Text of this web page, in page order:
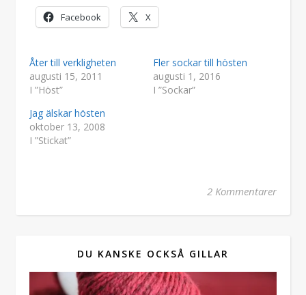
Facebook X
Åter till verkligheten
augusti 15, 2011
I ”Höst”
Fler sockar till hösten
augusti 1, 2016
I ”Sockar”
Jag älskar hösten
oktober 13, 2008
I ”Stickat”
2 Kommentarer
DU KANSKE OCKSÅ GILLAR